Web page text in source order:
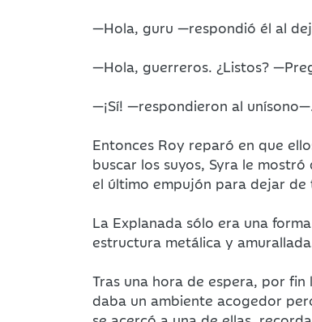
—Hola, guru —respondió él al
—Hola, guerreros. ¿Listos?
—¡Sí! —respondieron al
Entonces Roy reparó en que
buscar los suyos, Syra le
el último empujón para dejar
La Explanada sólo era una
estructura metálica y
Tras una hora de espera, por
daba un ambiente acogedor